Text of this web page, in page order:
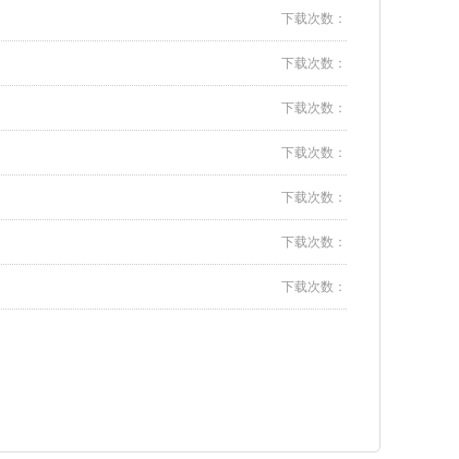
下载次数：
下载次数：
下载次数：
下载次数：
下载次数：
下载次数：
下载次数：